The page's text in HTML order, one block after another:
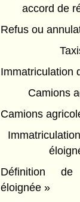
accord de
Refus ou
Immatriculation
Camions
Camions
Définition
éloignée »